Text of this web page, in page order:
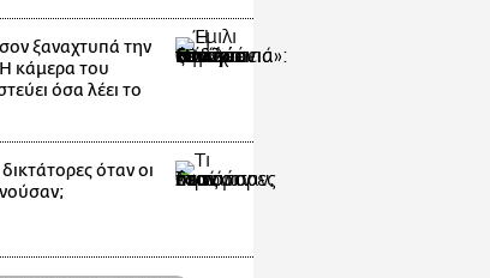
ξαναχτυπά την
κάμερα του
όσα λέει το
όταν οι